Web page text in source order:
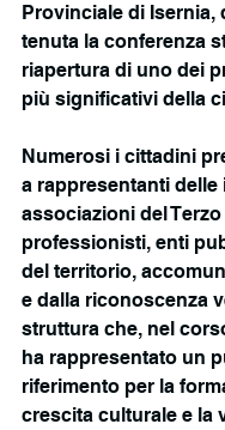
Provinciale di Isernia,
tenuta la conferenza
riapertura di uno dei
più significativi della
Numerosi i cittadini
a rappresentanti delle
associazioni del
professionisti, enti
del territorio,
e dalla riconoscenza
struttura che, nel
ha rappresentato un
riferimento per la
crescita culturale e la